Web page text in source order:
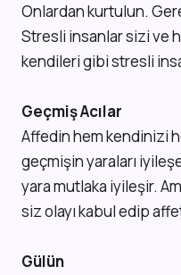
Onlardan kurtulun.
Stresli insanlar sizi ve
kendileri gibi stresli
Geçmiş Acılar
Affedin hem kendinizi
geçmişin yaraları
yara mutlaka iyileşir.
siz olayı kabul edip
Gülün